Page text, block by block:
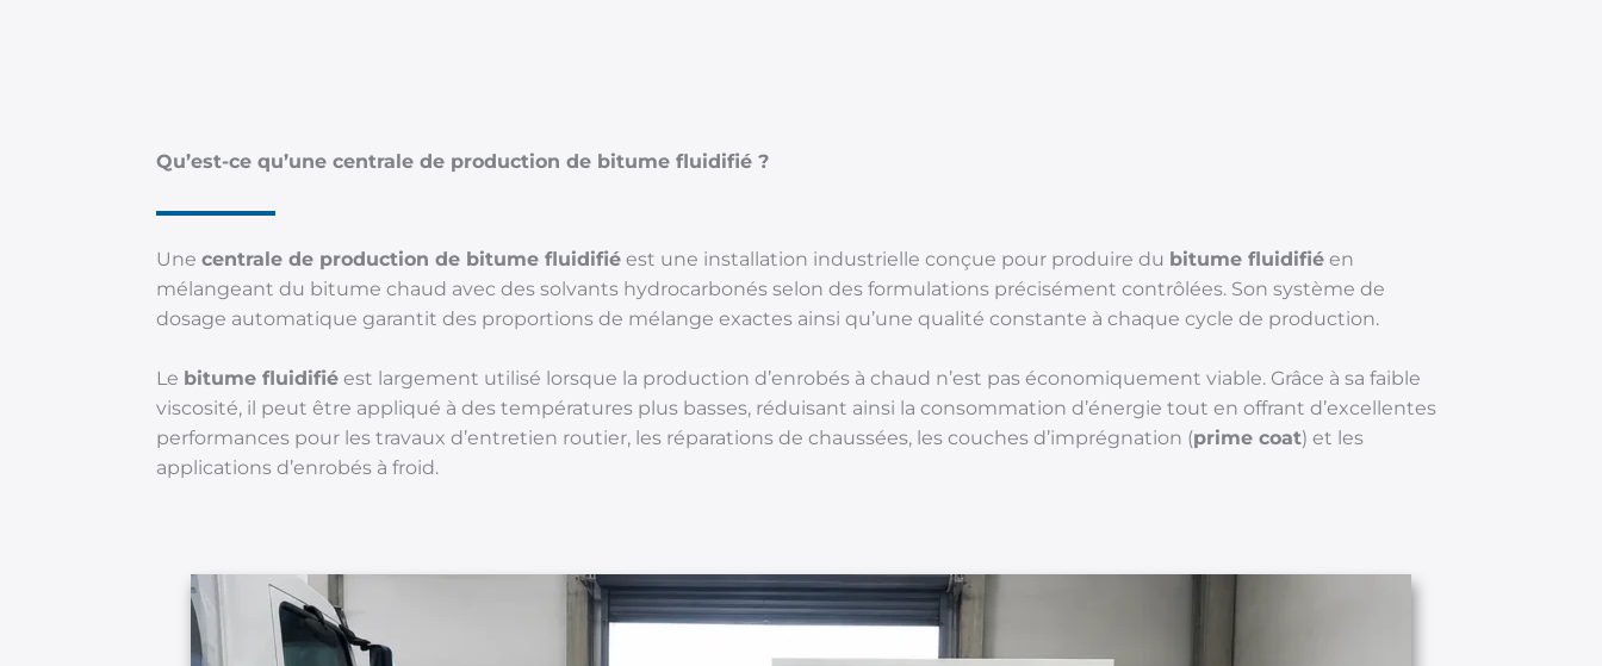
Qu’est-ce qu’une centrale de production de bitume fluidifié ?
Une centrale de production de bitume fluidifiéest une installation industrielle conçue pour produire du bitume fluidifiéen
mélangeant du bitume chaud avec des solvants hydrocarbonés selon des formulations précisément contrôlées. Son système de
dosage automatique garantit des proportions de mélange exactes ainsi qu’une qualité constante à chaque cycle de production.
Le bitume fluidifiéest largement utilisé lorsque la production d’enrobés à chaud n’est pas économiquement viable. Grâce à sa faible
viscosité, il peut être appliqué à des températures plus basses, réduisant ainsi la consommation d’énergie tout en offrant d’excellentes
performances pour les travaux d’entretien routier, les réparations de chaussées, les couches d’imprégnation (prime coat) et les
applications d’enrobés à froid.